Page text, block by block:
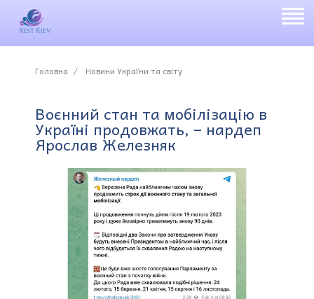
Головна Новини України та світу
Воєнний стан та мобілізацію в
Україні продовжать, – нардеп
Ярослав Железняк